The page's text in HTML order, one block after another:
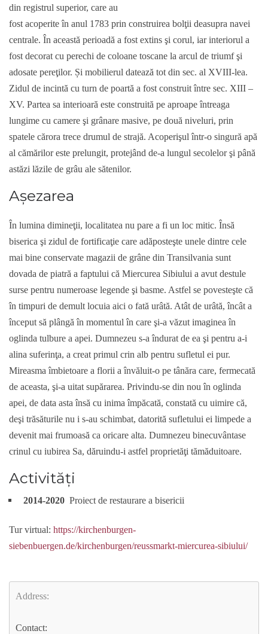
din registrul superior, care au
fost acoperite în anul 1783 prin construirea bolţii deasupra navei
centrale. În această perioadă a fost extins şi corul, iar interiorul a
fost decorat cu perechi de coloane toscane la arcul de triumf şi
adosate pereţilor. Și mobilierul datează tot din sec. al XVIII-lea.
Zidul de incintă cu turn de poartă a fost construit între sec. XIII –
XV. Partea sa interioară este construită pe aproape întreaga
lungime cu camere şi grânare masive, pe două niveluri, prin
spatele cărora trece drumul de strajă. Acoperişul într-o singură apă
al cămărilor este prelungit, protejând de-a lungul secolelor şi până
astăzi lăzile de grâu ale sătenilor.
Aşezarea
În lumina dimineţii, localitatea nu pare a fi un loc mitic. Însă
biserica şi zidul de fortificaţie care adăposteşte unele dintre cele
mai bine conservate magazii de grâne din Transilvania sunt
dovada de piatră a faptului că Miercurea Sibiului a avut destule
surse pentru numeroase legende şi basme. Astfel se povesteşte că
în timpuri de demult locuia aici o fată urâtă. Atât de urâtă, încât a
început să plângă în momentul în care şi-a văzut imaginea în
oglinda tulbure a apei. Dumnezeu s-a îndurat de ea şi pentru a-i
alina suferinţa, a creat primul crin alb pentru sufletul ei pur.
Mireasma îmbietoare a florii a învăluit-o pe tânăra care, fermecată
de aceasta, şi-a uitat supărarea. Privindu-se din nou în oglinda
apei, de data asta însă cu inima împăcată, constată cu uimire că,
deşi trăsăturile nu i s-au schimbat, datorită sufletului ei limpede a
devenit mai frumoasă ca oricare alta. Dumnezeu binecuvântase
crinul cu iubirea Sa, dăruindu-i astfel proprietăţi tămăduitoare.
Activități
2014-2020 Proiect de restaurare a bisericii
Tur virtual: https://kirchenburgen-
siebenbuergen.de/kirchenburgen/reussmarkt-miercurea-sibiului/
Address:
Contact: